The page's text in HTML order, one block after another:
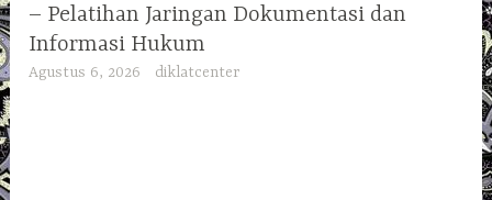
– Pelatihan Jaringan Dokumentasi dan
Informasi Hukum
Agustus 6, 2026 diklatcenter